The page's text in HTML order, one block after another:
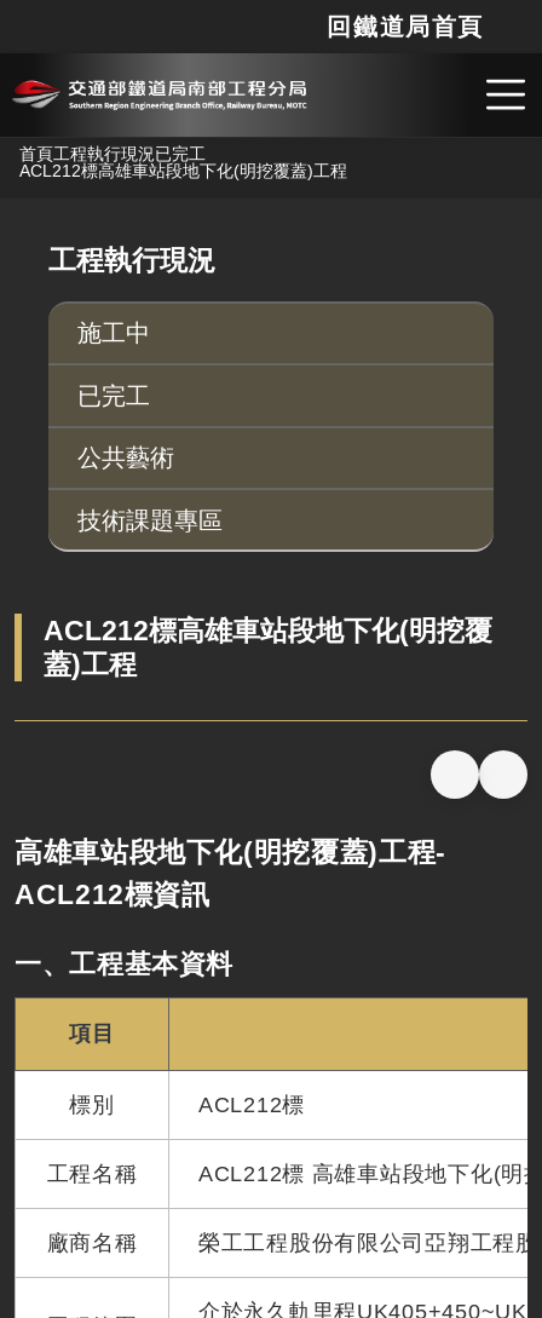
跳到主要內容
回鐵道局首頁
首頁工程執行現況已完工
ACL212標高雄車站段地下化(明挖覆蓋)工程
工程執行現況
施工中
已完工
公共藝術
技術課題專區
ACL212標高雄車站段地下化(明挖覆
蓋)工程
高雄車站段地下化(明挖覆蓋)工程-
ACL212標資訊
一、工程基本資料
項目
標別 ACL212標
工程名稱 ACL212標 高雄車站段地下化(明
廠商名稱 榮工工程股份有限公司亞翔工程
介於永久軌里程